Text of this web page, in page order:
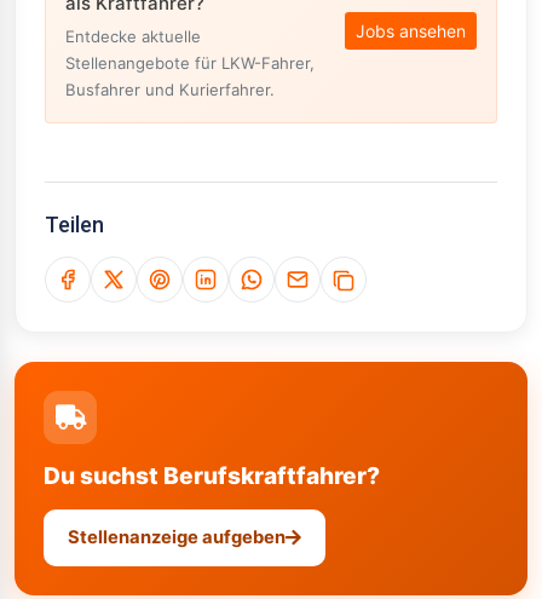
Entdecke aktuelle
Stellenangebote für LKW-Fahrer,
Busfahrer und Kurierfahrer.
Jobs ansehen
Teilen
Du suchst Berufskraftfahrer?
Stellenanzeige aufgeben